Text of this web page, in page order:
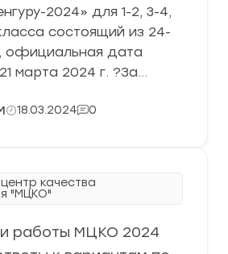
2024» для 1-2, 3-4,
состоящий из 24-
официальная дата
марта 2024 г. ?За…
18.03.2024 0
качества
"МЦКО"
работы МЦКО 2024